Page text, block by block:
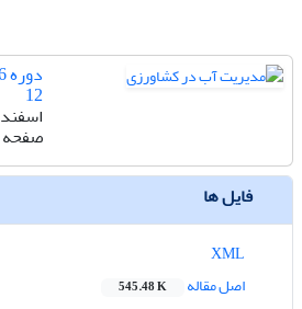
12
اسفند 1398
صفحه
فایل ها
اصل مقاله
545.48 K